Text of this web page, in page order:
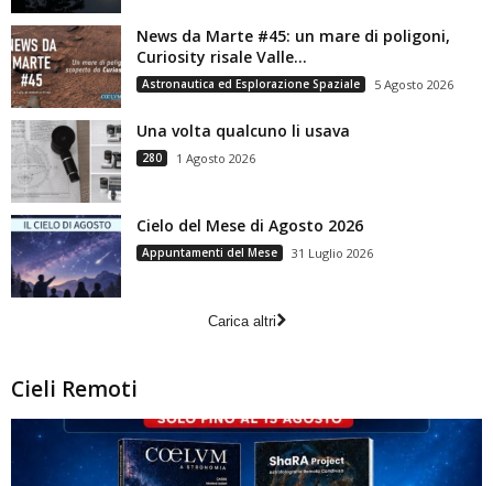
News da Marte #45: un mare di poligoni,
Curiosity risale Valle...
Astronautica ed Esplorazione Spaziale 5 Agosto 2026
Una volta qualcuno li usava
280 1 Agosto 2026
Cielo del Mese di Agosto 2026
Appuntamenti del Mese 31 Luglio 2026
Carica altri
Cieli Remoti